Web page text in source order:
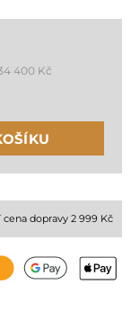
400 Kč
dopravy 2 999 Kč